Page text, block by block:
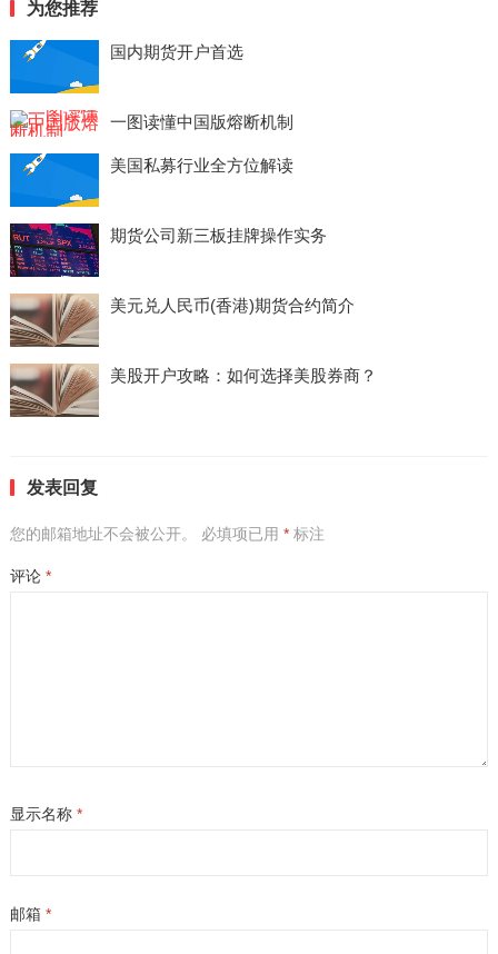
为您推荐
国内期货开户首选
一图读懂中国版熔断机制
美国私募行业全方位解读
期货公司新三板挂牌操作实务
美元兑人民币(香港)期货合约简介
美股开户攻略：如何选择美股券商？
发表回复
您的邮箱地址不会被公开。 必填项已用 *标注
评论 *
显示名称 *
邮箱 *